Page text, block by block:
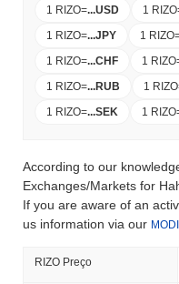
1 RIZO=...USD 1 RIZO
1 RIZO=...JPY 1 RIZO
1 RIZO=...CHF 1 RIZO
1 RIZO=...RUB 1 RIZO
1 RIZO=...SEK 1 RIZO
According to our
Exchanges/Markets for
If you are aware of an
us information via our
RIZO Preço